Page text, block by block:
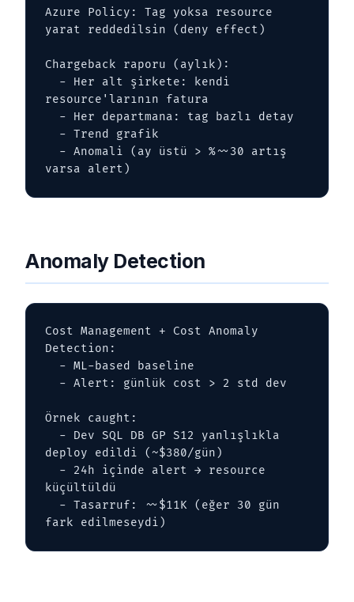
Azure Policy: Tag yoksa resource
yarat reddedilsin (deny effect)
Chargeback raporu (aylık):
resource'larının fatura
varsa alert)
Anomaly Detection
Cost Management + Cost Anomaly
Detection:
Örnek caught:
deploy edildi (~$380/gün)
küçültüldü
fark edilmeseydi)